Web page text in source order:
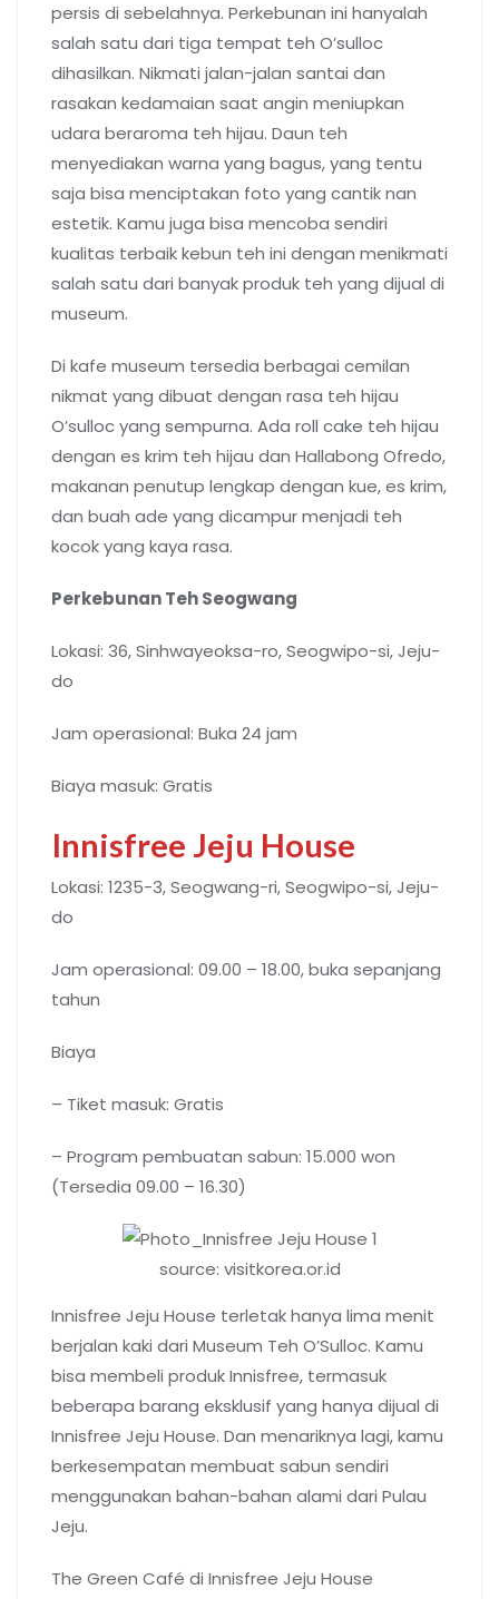
persis di sebelahnya. Perkebunan ini hanyalah
salah satu dari tiga tempat teh O’sulloc
dihasilkan. Nikmati jalan-jalan santai dan
rasakan kedamaian saat angin meniupkan
udara beraroma teh hijau. Daun teh
menyediakan warna yang bagus, yang tentu
saja bisa menciptakan foto yang cantik nan
estetik. Kamu juga bisa mencoba sendiri
kualitas terbaik kebun teh ini dengan menikmati
salah satu dari banyak produk teh yang dijual di
museum.
Di kafe museum tersedia berbagai cemilan
nikmat yang dibuat dengan rasa teh hijau
O’sulloc yang sempurna. Ada roll cake teh hijau
dengan es krim teh hijau dan Hallabong Ofredo,
makanan penutup lengkap dengan kue, es krim,
dan buah ade yang dicampur menjadi teh
kocok yang kaya rasa.
Perkebunan Teh Seogwang
Lokasi: 36, Sinhwayeoksa-ro, Seogwipo-si, Jeju-
do
Jam operasional: Buka 24 jam
Biaya masuk: Gratis
Innisfree Jeju House
Lokasi: 1235-3, Seogwang-ri, Seogwipo-si, Jeju-
do
Jam operasional: 09.00 – 18.00, buka sepanjang
tahun
Biaya
– Tiket masuk: Gratis
– Program pembuatan sabun: 15.000 won
(Tersedia 09.00 – 16.30)
source: visitkorea.or.id
Innisfree Jeju House terletak hanya lima menit
berjalan kaki dari Museum Teh O’Sulloc. Kamu
bisa membeli produk Innisfree, termasuk
beberapa barang eksklusif yang hanya dijual di
Innisfree Jeju House. Dan menariknya lagi, kamu
berkesempatan membuat sabun sendiri
menggunakan bahan-bahan alami dari Pulau
Jeju.
The Green Café di Innisfree Jeju House